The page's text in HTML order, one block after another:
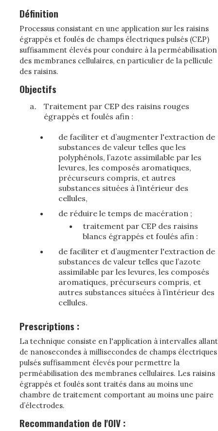
Définition
Processus consistant en une application sur les raisins
égrappés et foulés de champs électriques pulsés (CEP)
suffisamment élevés pour conduire à la perméabilisation
des membranes cellulaires, en particulier de la pellicule
des raisins.
Objectifs
Traitement par CEP des raisins rouges
égrappés et foulés afin :
de faciliter et d’augmenter l'extraction de
substances de valeur telles que les
polyphénols, l’azote assimilable par les
levures, les composés aromatiques,
précurseurs compris, et autres
substances situées à l’intérieur des
cellules,
de réduire le temps de macération ;
traitement par CEP des raisins
blancs égrappés et foulés afin :
de faciliter et d’augmenter l'extraction de
substances de valeur telles que l’azote
assimilable par les levures, les composés
aromatiques, précurseurs compris, et
autres substances situées à l’intérieur des
cellules.
Prescriptions :
La technique consiste en l'application à intervalles allant
de nanosecondes à millisecondes de champs électriques
pulsés suffisamment élevés pour permettre la
perméabilisation des membranes cellulaires. Les raisins
égrappés et foulés sont traités dans au moins une
chambre de traitement comportant au moins une paire
d’électrodes.
Recommandation de l'OIV :